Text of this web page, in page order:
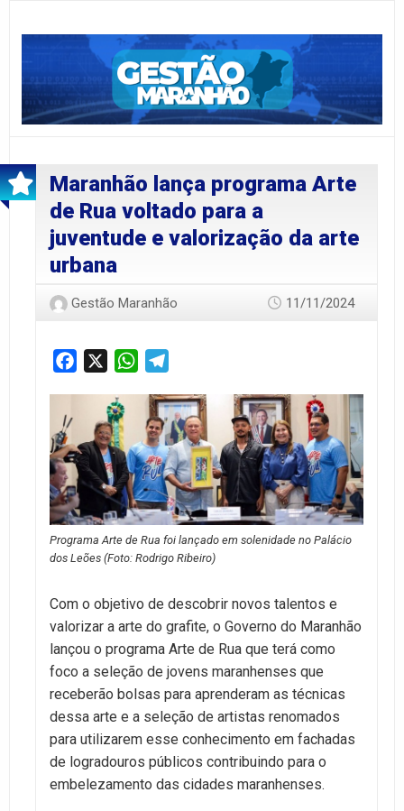
Maranhão lança programa Arte
de Rua voltado para a
juventude e valorização da arte
urbana
Gestão Maranhão 11/11/2024
Facebook WhatsApp
Programa Arte de Rua foi lançado em solenidade no Palácio
dos Leões (Foto: Rodrigo Ribeiro)
Com o objetivo de descobrir novos talentos e
valorizar a arte do grafite, o Governo do Maranhão
lançou o programa Arte de Rua que terá como
foco a seleção de jovens maranhenses que
receberão bolsas para aprenderam as técnicas
dessa arte e a seleção de artistas renomados
para utilizarem esse conhecimento em fachadas
de logradouros públicos contribuindo para o
embelezamento das cidades maranhenses.